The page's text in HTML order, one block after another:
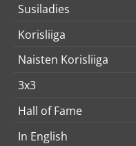
Susiladies
Korisliiga
Naisten Korisliiga
3x3
Hall of Fame
In English